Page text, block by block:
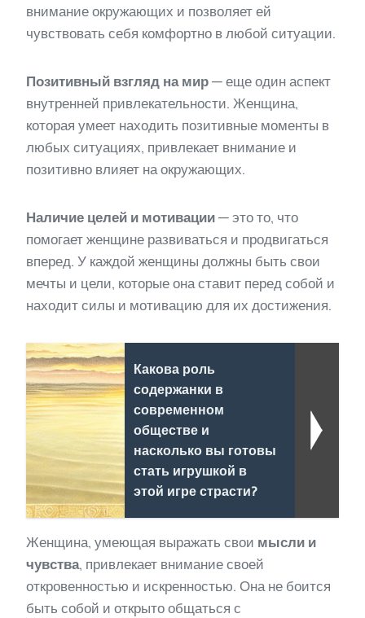
внимание окружающих и позволяет ей
чувствовать себя комфортно в любой ситуации.
Позитивный взгляд на мир — еще один аспект
внутренней привлекательности. Женщина,
которая умеет находить позитивные моменты в
любых ситуациях, привлекает внимание и
позитивно влияет на окружающих.
Наличие целей и мотивации — это то, что
помогает женщине развиваться и продвигаться
вперед. У каждой женщины должны быть свои
мечты и цели, которые она ставит перед собой и
находит силы и мотивацию для их достижения.
Какова роль
содержанки в
современном
обществе и
насколько вы готовы
стать игрушкой в
этой игре страсти?
Женщина, умеющая выражать свои мысли и
чувства, привлекает внимание своей
откровенностью и искренностью. Она не боится
быть собой и открыто общаться с